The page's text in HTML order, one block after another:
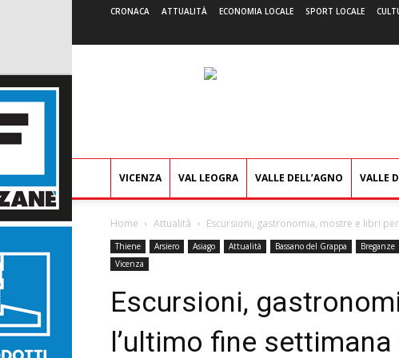
CRONACA ATTUALITÀ ECONOMIA LOCALE SPORT LOCALE
VICENZA VAL LEOGRA VALLE DELL’AGNO VALLE
Home Attualità Escursioni, gastronomia, mostre e libri
Thiene Arsiero Asiago Attualità Bassano del Grappa Breganze
Vicenza
Escursioni,
l’ultimo fine